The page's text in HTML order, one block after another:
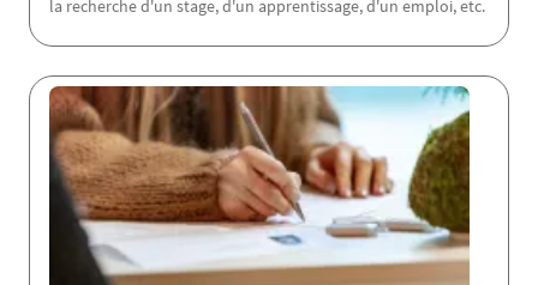
la recherche d'un stage, d'un apprentissage, d'un emploi, etc.